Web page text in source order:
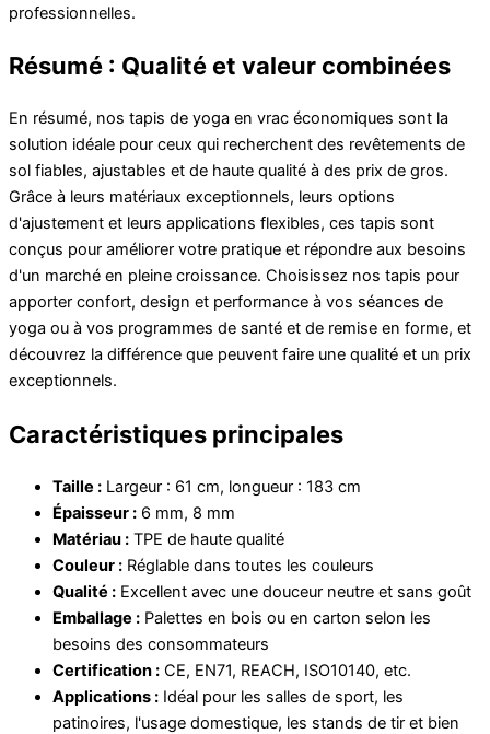
professionnelles.
Résumé : Qualité et valeur combinées
En résumé, nos tapis de yoga en vrac économiques sont la
solution idéale pour ceux qui recherchent des revêtements de
sol fiables, ajustables et de haute qualité à des prix de gros.
Grâce à leurs matériaux exceptionnels, leurs options
d'ajustement et leurs applications flexibles, ces tapis sont
conçus pour améliorer votre pratique et répondre aux besoins
d'un marché en pleine croissance. Choisissez nos tapis pour
apporter confort, design et performance à vos séances de
yoga ou à vos programmes de santé et de remise en forme, et
découvrez la différence que peuvent faire une qualité et un prix
exceptionnels.
Caractéristiques principales
Taille : Largeur : 61 cm, longueur : 183 cm
Épaisseur : 6 mm, 8 mm
Matériau : TPE de haute qualité
Couleur : Réglable dans toutes les couleurs
Qualité : Excellent avec une douceur neutre et sans goût
Emballage : Palettes en bois ou en carton selon les
besoins des consommateurs
Certification : CE, EN71, REACH, ISO10140, etc.
Applications : Idéal pour les salles de sport, les
patinoires, l'usage domestique, les stands de tir et bien